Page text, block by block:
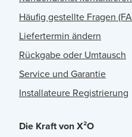
Häufig gestellte Fragen
Liefertermin ändern
Rückgabe oder Umtausch
Service und Garantie
Installateure Registrierung
Die Kraft von X²O